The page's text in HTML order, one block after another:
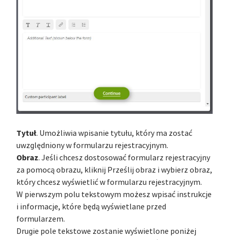
Tytuł. Umożliwia wpisanie tytułu, który ma zostać
uwzględniony w formularzu rejestracyjnym.
Obraz. Jeśli chcesz dostosować formularz rejestracyjny
za pomocą obrazu, kliknij Prześlij obraz i wybierz obraz,
który chcesz wyświetlić w formularzu rejestracyjnym.
W pierwszym polu tekstowym możesz wpisać instrukcje
i informacje, które będą wyświetlane przed
formularzem.
Drugie pole tekstowe zostanie wyświetlone poniżej